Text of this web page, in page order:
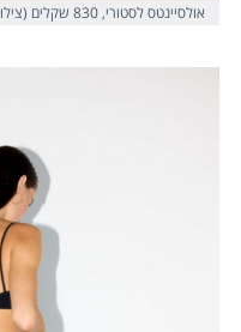
אולסיינטס לסטורי, 830 שקלים (צילום: יח"צ חו"ל)